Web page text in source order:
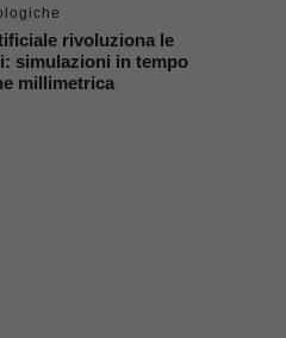
rivoluziona le
simulazioni in tempo
millimetrica